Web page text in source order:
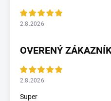
2.8.2026
OVERENÝ
2.8.2026
Super